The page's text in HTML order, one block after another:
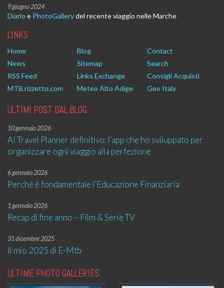
9 giugno 2024
Diario e PhotoGallerydel recente viaggio nelle Marche
LINKS
Home Blog
Contact
News
Sitemap
Search
RSS Feed
Links Exchange
Consigli Acquisti
MTB.rizzetto.com
Meteo Alto Adige Geo Italy
ULTIMI POST DAL BLOG
10 gennaio 2026
AI Travel Planner definitivo: l’app che ho sviluppato per
organizzare ogni viaggio alla perfezione
6 gennaio 2026
Perché è fondamentale l’Educazione Finanziaria
1 gennaio 2026
Recap di fine anno – Film & Serie TV
31 dicembre 2025
Il mio 2025 di E-Mtb
ULTIME PHOTO GALLERIES